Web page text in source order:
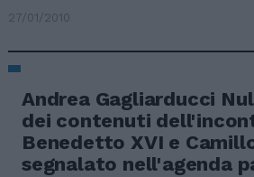
27/01/2010
Andrea Gagliarducci
dei contenuti
Benedetto XVI e
segnalato nell'agenda